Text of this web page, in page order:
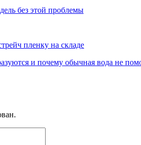
без этой проблемы
пленку на складе
и почему обычная вода не